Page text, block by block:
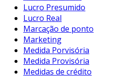
Lucro Presumido
Lucro Real
Marcação de ponto
Marketing
Medida Porvisória
Medida Provisória
Medidas de crédito